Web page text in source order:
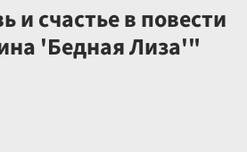
и счастье в повести
'Бедная Лиза'"